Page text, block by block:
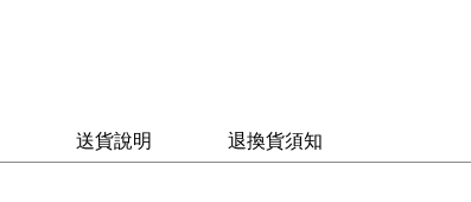
送貨說明 退換貨須知